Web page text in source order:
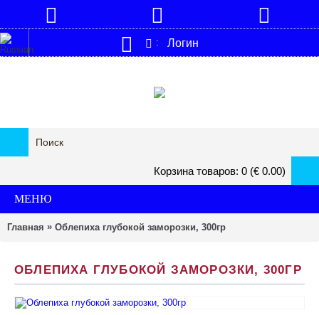
: Логин
Корзина товаров: 0 (€ 0.00)
МЕНЮ
Главная » Облепиха глубокой заморозки, 300гp
ОБЛЕПИХА ГЛУБОКОЙ ЗАМОРОЗКИ, 300ГP